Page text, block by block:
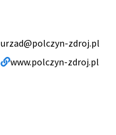
urzad@polczyn-zdroj.pl
www.polczyn-zdroj.pl